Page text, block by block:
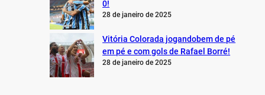
0!
28 de janeiro de 2025
Vitória Colorada jogandobem de pé
em pé e com gols de Rafael Borré!
28 de janeiro de 2025